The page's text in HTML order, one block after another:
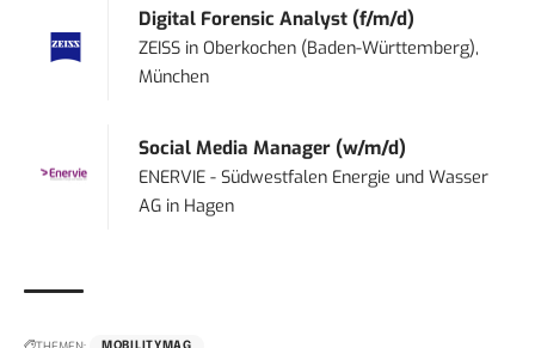
Digital Forensic Analyst (f/m/d)
ZEISS inOberkochen (Baden-Württemberg),
München
Social Media Manager (w/m/d)
ENERVIE - Südwestfalen Energie und Wasser
AG in Hagen
MOBILITYMAG